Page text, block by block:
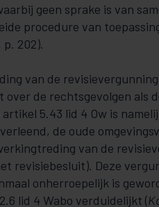
geen sprake is van
procedure van
p. 202).
van de
over de rechtsgevolgen als
5.43 lid 4 Ow is
de oude
van de
revisiebesluit). Deze
onherroepelijk is
lid 4 Wabo verduidelijkt (